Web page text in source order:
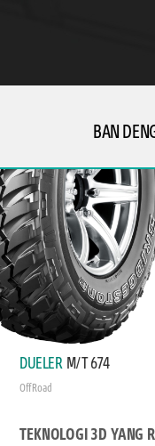
BAN
DUELER M/T 674
Off Road
TEKNOLOGI 3D YANG